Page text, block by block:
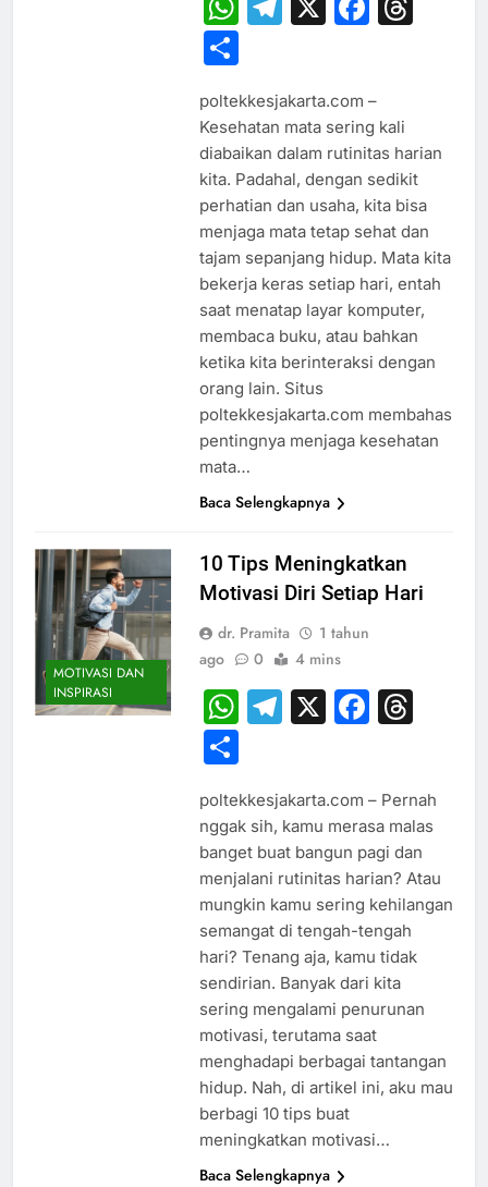
Share
poltekkesjakarta.com –
Kesehatan mata sering kali
diabaikan dalam rutinitas harian
kita. Padahal, dengan sedikit
perhatian dan usaha, kita bisa
menjaga mata tetap sehat dan
tajam sepanjang hidup. Mata kita
bekerja keras setiap hari, entah
saat menatap layar komputer,
membaca buku, atau bahkan
ketika kita berinteraksi dengan
orang lain. Situs
poltekkesjakarta.com membahas
pentingnya menjaga kesehatan
mata…
Baca Selengkapnya
MOTIVASI DAN
INSPIRASI
10 Tips Meningkatkan
Motivasi Diri Setiap Hari
dr. Pramita
1 tahun
ago
0 4 mins
WhatsApp
Telegram
X
Share
poltekkesjakarta.com – Pernah
nggak sih, kamu merasa malas
banget buat bangun pagi dan
menjalani rutinitas harian? Atau
mungkin kamu sering kehilangan
semangat di tengah-tengah
hari? Tenang aja, kamu tidak
sendirian. Banyak dari kita
sering mengalami penurunan
motivasi, terutama saat
menghadapi berbagai tantangan
hidup. Nah, di artikel ini, aku mau
berbagi 10 tips buat
meningkatkan motivasi…
Baca Selengkapnya